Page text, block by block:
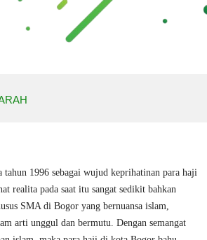
tahun 1996 sebagai wujud keprihatinan para haji
realita pada saat itu sangat sedikit bahkan
SMA di Bogor yang bernuansa islam,
arti unggul dan bermutu. Dengan semangat